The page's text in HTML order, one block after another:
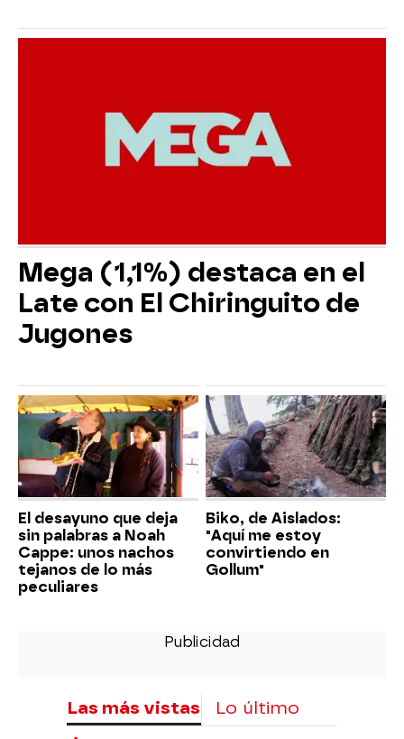
Mega (1,1%) destaca en el
Late con El Chiringuito de
Jugones
El desayuno que deja
sin palabras a Noah
Cappe: unos nachos
tejanos de lo más
peculiares
Biko, de Aislados:
"Aquí me estoy
convirtiendo en
Gollum"
Las más vistas Lo último